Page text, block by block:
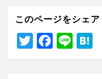
このページをシェア
T
F
Li